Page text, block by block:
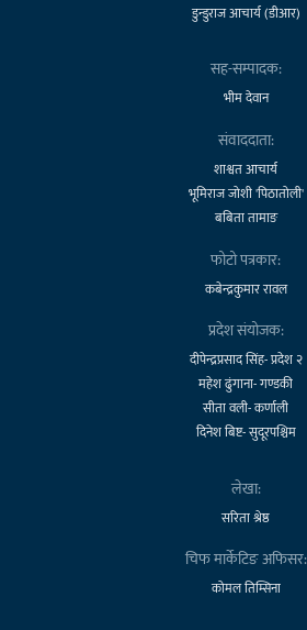
डुन्डुराज आचार्य (डीआर)
सह-सम्पादक:
भीम देवान
संवाददाता:
शाश्वत आचार्य
भूमिराज जोशी 'पिठातोली'
बबिता तामाङ
फोटो पत्रकार:
कबेन्द्रकुमार रावल
प्रदेश संयोजक:
दीपेन्द्रप्रसाद सिंह- प्रदेश २
महेश ढुंगाना- गण्डकी
सीता वली- कर्णाली
दिनेश बिष्ट- सुदूरपश्चिम
लेखा:
सरिता श्रेष्ठ
चिफ मार्केटिङ अफिसर:
कोमल तिम्सिना